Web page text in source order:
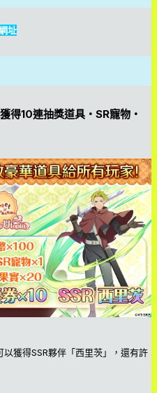
址
得10連抽獎道具・SR寵物・
獲得SSR夥伴「西里茨」，還有許